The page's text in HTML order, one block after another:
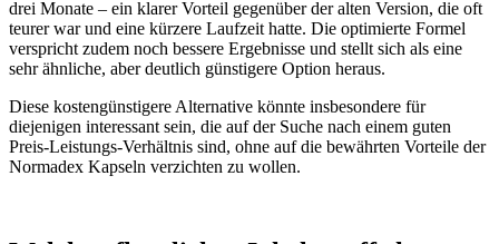
drei Monate – ein klarer Vorteil gegenüber der alten Version, die oft
teurer war und eine kürzere Laufzeit hatte. Die optimierte Formel
verspricht zudem noch bessere Ergebnisse und stellt sich als eine
sehr ähnliche, aber deutlich günstigere Option heraus.
Diese kostengünstigere Alternative könnte insbesondere für
diejenigen interessant sein, die auf der Suche nach einem guten
Preis-Leistungs-Verhältnis sind, ohne auf die bewährten Vorteile der
Normadex Kapseln verzichten zu wollen.